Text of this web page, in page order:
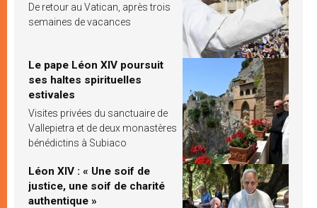
De retour au Vatican, après trois
semaines de vacances
Le pape Léon XIV poursuit
ses haltes spirituelles
estivales
Visites privées du sanctuaire de
Vallepietra et de deux monastères
bénédictins à Subiaco
Léon XIV : « Une soif de
justice, une soif de charité
authentique »